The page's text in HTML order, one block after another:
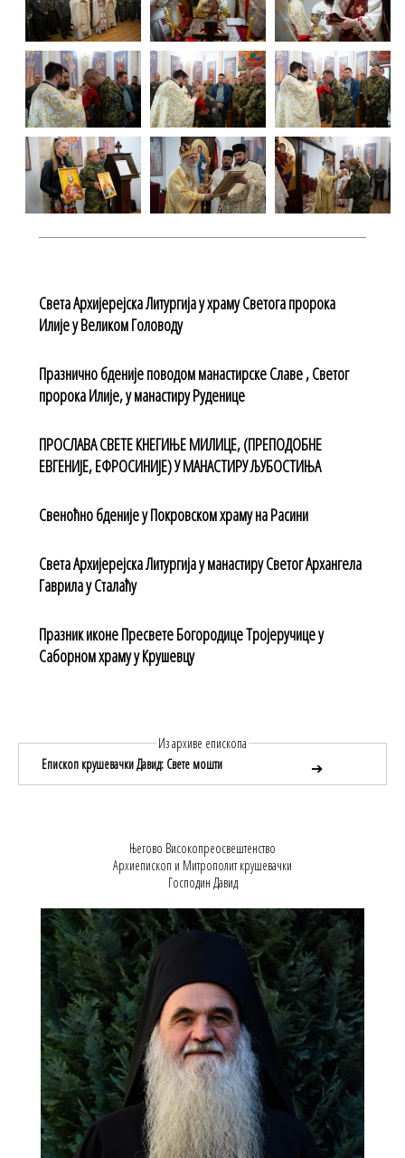
Света Архијерејска Литургија у храму Светога пророка
Илије у Великом Головоду
Празнично бденије поводом манастирске Славе , Светог
пророка Илије, у манастиру Руденице
ПРОСЛАВА СВЕТЕ КНЕГИЊЕ МИЛИЦЕ, (ПРЕПОДОБНЕ
ЕВГЕНИЈЕ, ЕФРОСИНИЈЕ) У МАНАСТИРУ ЉУБОСТИЊА
Свеноћно бденије у Покровском храму на Расини
Света Архијерејска Литургија у манастиру Светог Архангела
Гаврила у Сталаћу
Празник иконе Пресвете Богородице Тројеручице у
Саборном храму у Крушевцу
Из архиве епископа
Епископ крушевачки Давид: Свете мошти
➔
Његово Високопреосвештенство
Архиепископ и Митрополит крушевачки
Господин Давид